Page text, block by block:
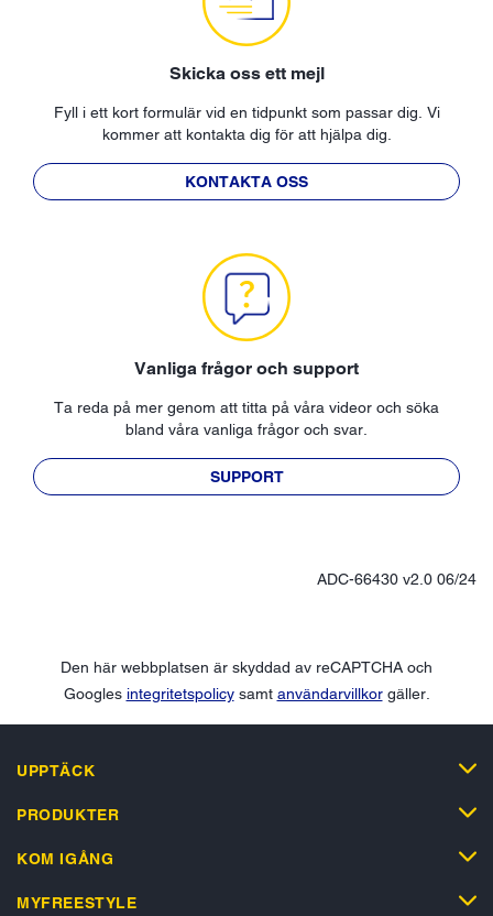
Skicka oss ett mejl
Fyll i ett kort formulär vid en tidpunkt som passar dig. Vi
kommer att kontakta dig för att hjälpa dig.
KONTAKTA OSS
Vanliga frågor och support
Ta reda på mer genom att titta på våra videor och söka
bland våra vanliga frågor och svar.
SUPPORT
ADC-66430 v2.0 06/24
Den här webbplatsen är skyddad av reCAPTCHA och
Googles integritetspolicysamt användarvillkorgäller.
UPPTÄCK
PRODUKTER
KOM IGÅNG
MYFREESTYLE